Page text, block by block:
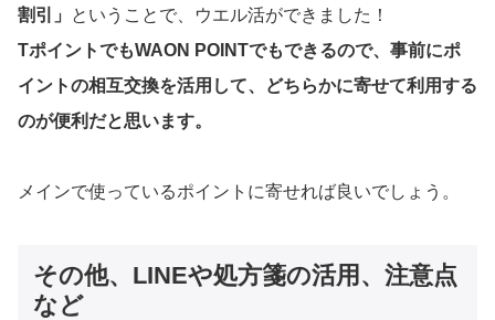
割引」
ということで、ウエル活ができました！
TポイントでもWAON POINTでもできるので、事前にポ
イントの相互交換を活用して、どちらかに寄せて利用する
のが便利だと思います。
メインで使っているポイントに寄せれば良いでしょう。
その他、LINEや処方箋の活用、注意点
など